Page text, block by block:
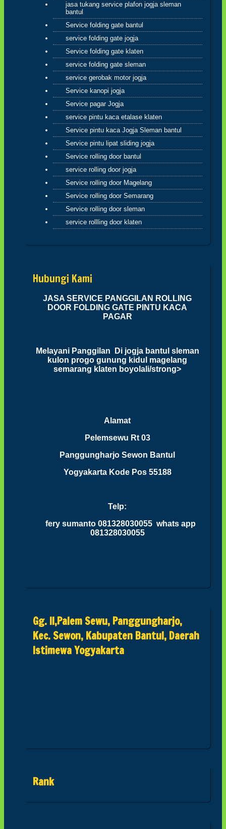
Hikmah 3
jika engkau berbuat baik,berarti berbuat
baik untuk dirimu sendiri dan jika engkau
berbuat buruk maka perbuatan burukmu
itu untuk dirimu sendiri(Q.S.17:7) tiada
yang tertukar atau meleset jangan pernah
salahkan keadaan atau orang lain karena
semua perbuatan kita pasti kembali
kepada diri kita sendiri
hikmah 4
Apabila telah ditunaikan sholat,maka
bertebaranlah kamu dimuka bumi dan
carilah karunia Allah dan ingatlah allah
banyak-banyak agar kamu beruntung
(Q.S.62:10)
Sahabatku..karunia Allah tak hanya
berbentuk uang,bisa
ilmu,hikmah,kesehatan,silaturahmi,kekuatan
iman dan lain-lain. Insyaallah semua jadi
jasa tukang service plafon jogja sleman
bantul
Service folding gate bantul
service folding gate jogja
Service folding gate klaten
service folding gate sleman
service gerobak motor jogja
Service kanopi jogja
Service pagar Jogja
service pintu kaca etalase klaten
Service pintu kaca Jogja Sleman bantul
Service pintu lipat sliding jogja
Service rolling door bantul
service rolling door jogja
Service rolling door Magelang
Service rolling door Semarang
Service rolling door sleman
service rollling door klaten
Hubungi Kami
JASA SERVICE PANGGILAN ROLLING
DOOR FOLDING GATE PINTU KACA
PAGAR
Melayani Panggilan Di jogja bantul sleman
kulon progo gunung kidul magelang
semarang klaten boyolali/strong>
Alamat
Pelemsewu Rt 03
Panggungharjo Sewon Bantul
Yogyakarta Kode Pos 55188
Telp:
fery sumanto 081328030055 whats app
081328030055
Gg. II,Palem Sewu, Panggungharjo,
Kec. Sewon, Kabupaten Bantul, Daerah
Istimewa Yogyakarta
Rank